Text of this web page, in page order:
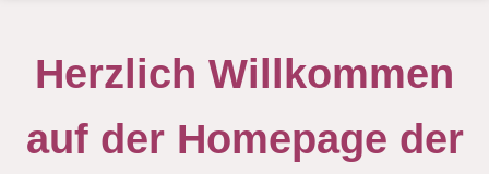
Herzlich Willkommen
auf der Homepage der